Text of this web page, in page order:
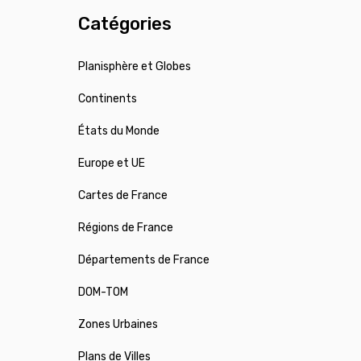
Catégories
Planisphère et Globes
Continents
États du Monde
Europe et UE
Cartes de France
Régions de France
Départements de France
DOM-TOM
Zones Urbaines
Plans de Villes